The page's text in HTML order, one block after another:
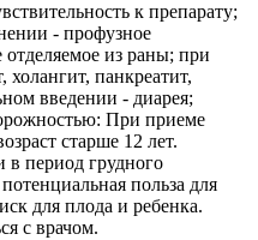
к препарату;
- профузное
из раны; при
панкреатит,
введении - диарея;
При приеме
старше 12 лет.
период грудного
польза для
для плода и ребенка.
с врачом.